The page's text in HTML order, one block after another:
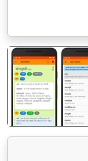
पिछला